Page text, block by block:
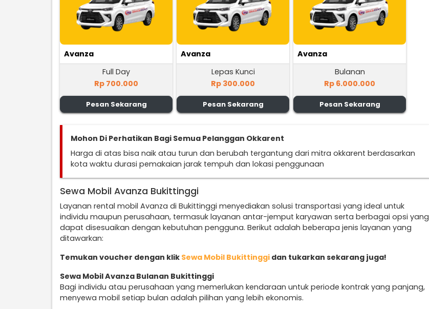
Avanza
Full Day
Rp 700.000
Pesan Sekarang
Avanza
Lepas Kunci
Rp 300.000
Pesan Sekarang
Avanza
Bulanan
Rp 6.000.000
Pesan Sekarang
Mohon Di Perhatikan Bagi Semua Pelanggan Okkarent
Harga di atas bisa naik atau turun dan berubah tergantung dari mitra okkarent berdasarkan
kota waktu durasi pemakaian jarak tempuh dan lokasi penggunaan
Sewa Mobil Avanza Bukittinggi
Layanan rental mobil Avanza di Bukittinggi menyediakan solusi transportasi yang ideal untuk
individu maupun perusahaan, termasuk layanan antar-jemput karyawan serta berbagai opsi yang
dapat disesuaikan dengan kebutuhan pengguna. Berikut adalah beberapa jenis layanan yang
ditawarkan:
Temukan voucher dengan klik Sewa Mobil Bukittinggi dan tukarkan sekarang juga!
Sewa Mobil Avanza Bulanan Bukittinggi
Bagi individu atau perusahaan yang memerlukan kendaraan untuk periode kontrak yang panjang,
menyewa mobil setiap bulan adalah pilihan yang lebih ekonomis.